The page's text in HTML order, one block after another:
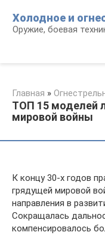
контенту
Холодное и
Оружие, боевая
Главная »
ТОП 15 моделей
мировой войны
К концу 30-х годов
грядущей мировой
направления в
Сокращалась
компенсировалось